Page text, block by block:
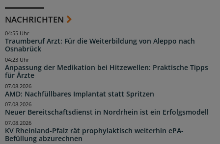
NACHRICHTEN
Traumberuf Arzt: Für die Weiterbildung von Aleppo nach
Osnabrück
04:55 Uhr
Anpassung der Medikation bei Hitzewellen: Praktische Tipps
für Ärzte
04:23 Uhr
AMD: Nachfüllbares Implantat statt Spritzen
07.08.2026
Neuer Bereitschaftsdienst in Nordrhein ist ein Erfolgsmodell
07.08.2026
KV Rheinland-Pfalz rät prophylaktisch weiterhin ePA-
Befüllung abzurechnen
07.08.2026